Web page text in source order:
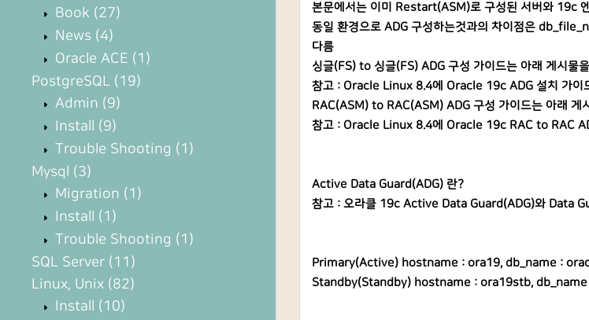
Book (27)
News (4)
Oracle ACE (1)
PostgreSQL (19)
Admin (9)
Install (9)
Trouble Shooting (1)
Mysql (3)
Migration (1)
Install (1)
Trouble Shooting (1)
SQL Server (11)
Linux, Unix (82)
Install (10)
본문에서는 이미 Restart(ASM)로 구성된 서버와 19c
동일 환경으로 ADG 구성하는것과의 차이점은
다름
싱글(FS) to 싱글(FS) ADG 구성 가이드는 아래 게시물
참고 : Oracle Linux 8.4에 Oracle 19c ADG 설치 가이
RAC(ASM) to RAC(ASM) ADG 구성 가이드는 아래 게
참고 : Oracle Linux 8.4에 Oracle 19c RAC to RAC
Active Data Guard(ADG) 란?
참고 : 오라클 19c Active Data Guard(ADG)와 Data
Primary(Active) hostname : ora19, db_name :
Standby(Standby) hostname : ora19stb,